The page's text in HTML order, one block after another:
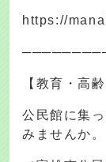
https://
【教育・高
公民館に集
みませんか。